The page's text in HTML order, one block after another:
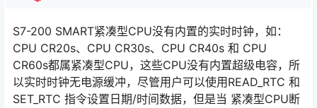
S7-200 SMART紧凑型CPU没有内置的实时时钟，如：
CPU CR20s、CPU CR30s、CPU CR40s 和 CPU
CR60s都属紧凑型CPU，这些CPU没有内置超级电容，所
以实时时钟无电源缓冲，尽管用户可以使用READ_RTC 和
SET_RTC 指令设置日期/时间数据，但是当 紧凑型CPU断